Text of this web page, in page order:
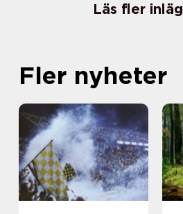
Läs fler
Fler nyheter